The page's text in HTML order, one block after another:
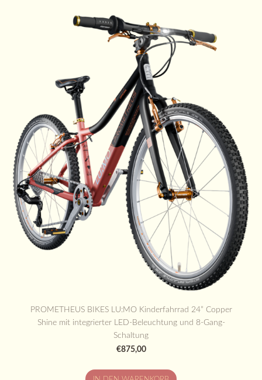
PROMETHEUS BIKES LU:MO Kinderfahrrad 24” Copper
Shine mit integrierter LED-Beleuchtung und 8-Gang-
Schaltung
€875,00